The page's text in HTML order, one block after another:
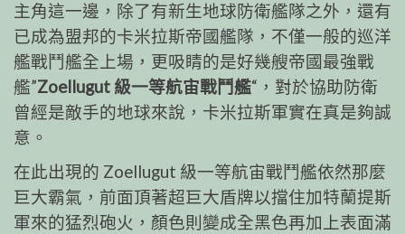
主角這一邊，除了有新生地球防衛艦隊之外，還有
已成為盟邦的卡米拉斯帝國艦隊，不僅一般的巡洋
艦戰鬥艦全上場，更吸睛的是好幾艘帝國最強戰
艦”Zoellugut 級一等航宙戰鬥艦“，對於協助防衛
曾經是敵手的地球來說，卡米拉斯軍實在真是夠誠
意。
在此出現的 Zoellugut 級一等航宙戰鬥艦依然那麼
巨大霸氣，前面頂著超巨大盾牌以擋住加特蘭提斯
軍來的猛烈砲火，顏色則變成全黑色再加上表面滿